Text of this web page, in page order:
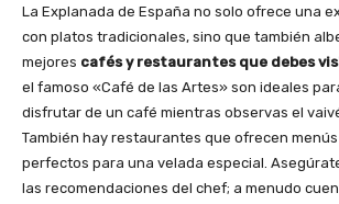
La Explanada de España no solo ofrece una
con platos tradicionales, sino que también
mejores cafés y restaurantes que debes
el famoso «Café de las Artes» son ideales
disfrutar de un café mientras observas el
También hay restaurantes que ofrecen
perfectos para una velada especial.
las recomendaciones del chef; a menudo